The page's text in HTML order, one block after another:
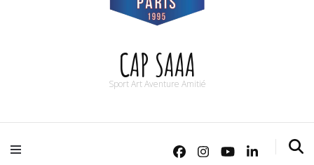
CAP SAAA
Sport Art Aventure Amitié